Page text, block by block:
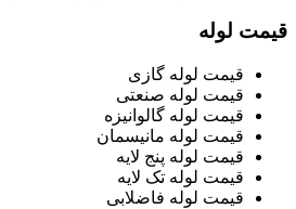
قیمت لوله
قیمت لوله گازی
قیمت لوله صنعتی
قیمت لوله گالوانیزه
قیمت لوله مانیسمان
قیمت لوله پنج لایه
قیمت لوله تک لایه
قیمت لوله فاضلابی